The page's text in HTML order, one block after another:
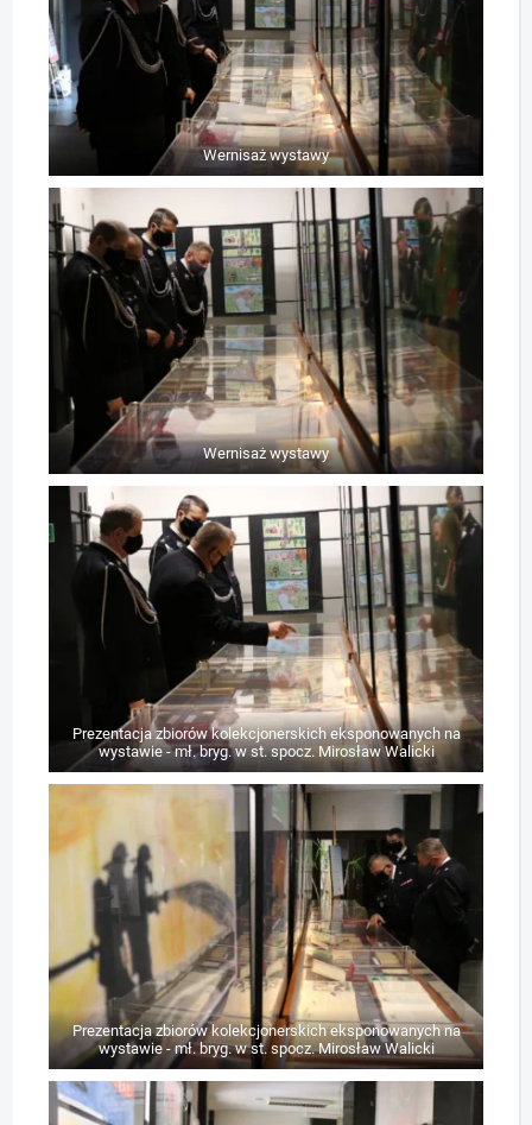
Wernisaż wystawy
Wernisaż wystawy
Prezentacja zbiorów kolekcjonerskich eksponowanych na
wystawie - mł. bryg. w st. spocz. Mirosław Walicki
Prezentacja zbiorów kolekcjonerskich eksponowanych na
wystawie - mł. bryg. w st. spocz. Mirosław Walicki